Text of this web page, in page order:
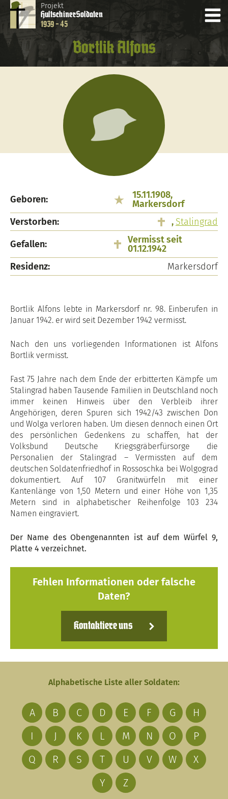
Projekt
HultschinerSoldaten
1939 - 45
Bortlik Alfons
Geboren:
15.11.1908,
Markersdorf
Verstorben:
, Stalingrad
Gefallen:
Vermisst seit
01.12.1942
Residenz:
Markersdorf
Bortlik Alfons lebte in Markersdorf nr. 98. Einberufen in
Januar 1942. er wird seit Dezember 1942 vermisst.
Nach den uns vorliegenden Informationen ist Alfons
Bortlik vermisst.
Fast 75 Jahre nach dem Ende der erbitterten Kämpfe um
Stalingrad haben Tausende Familien in Deutschland noch
immer keinen Hinweis über den Verbleib ihrer
Angehörigen, deren Spuren sich 1942/43 zwischen Don
und Wolga verloren haben. Um diesen dennoch einen Ort
des persönlichen Gedenkens zu schaffen, hat der
Volksbund Deutsche Kriegsgräberfürsorge die
Personalien der Stalingrad – Vermissten auf dem
deutschen Soldatenfriedhof in Rossoschka bei Wolgograd
dokumentiert. Auf 107 Granitwürfeln mit einer
Kantenlänge von 1,50 Metern und einer Höhe von 1,35
Metern sind in alphabetischer Reihenfolge 103 234
Namen eingraviert.
Der Name des Obengenannten ist auf dem Würfel 9,
Platte 4 verzeichnet.
Fehlen Informationen oder falsche
Daten?
Kontaktiere uns
Alphabetische Liste aller Soldaten:
A B C D E F G
H
I
J K L M N O
P
Q
R S T U V W
X
Y
Z